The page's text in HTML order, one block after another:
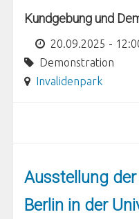
Kundgebung und
20.09.2025 -
Demonstration
Invalidenpark
Ausstellung
Berlin in der